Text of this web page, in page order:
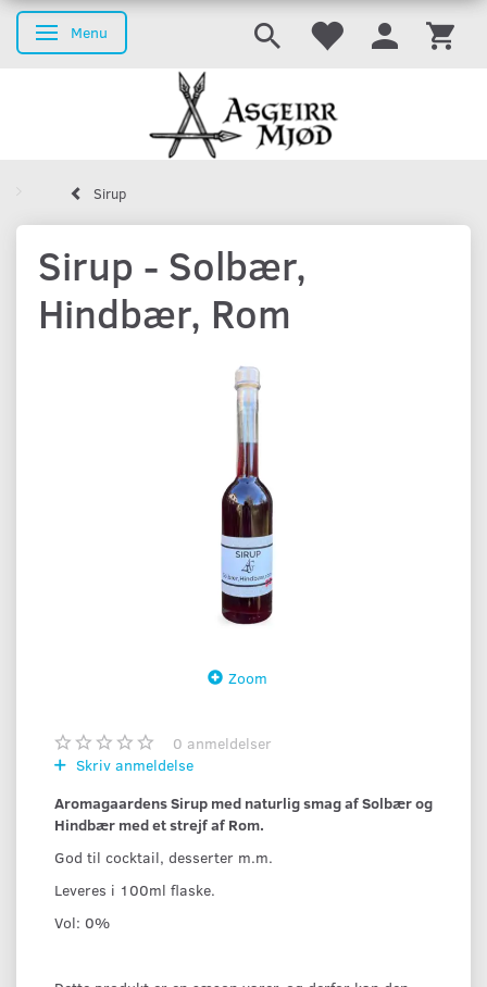
Skifte navigation
Menu
Sirup
Sirup - Solbær,
Hindbær, Rom
Zoom
0 anmeldelser
Skriv anmeldelse
Aromagaardens Sirup med naturlig smag af Solbær og
Hindbær med et strejf af Rom.
God til cocktail, desserter m.m.
Leveres i 100ml flaske.
Vol: 0%